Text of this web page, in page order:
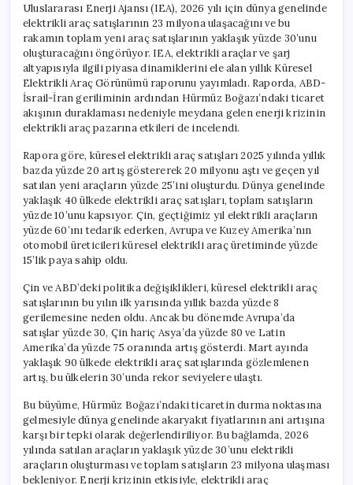
Araçların
Yaklaşık
Yüzde
30’u
Elektrikli
Olacak
için
Uluslararası Enerji Ajansı (IEA), 2026 yılı için dünya genelinde
elektrikli araç satışlarının 23 milyona ulaşacağını ve bu
rakamın toplam yeni araç satışlarının yaklaşık yüzde 30’unu
oluşturacağını öngörüyor. IEA, elektrikli araçlar ve şarj
altyapısıyla ilgili piyasa dinamiklerini ele alan yıllık Küresel
Elektrikli Araç Görünümü raporunu yayımladı. Raporda, ABD-
İsrail-İran geriliminin ardından Hürmüz Boğazı’ndaki ticaret
akışının duraklaması nedeniyle meydana gelen enerji krizinin
elektrikli araç pazarına etkileri de incelendi.
Rapora göre, küresel elektrikli araç satışları 2025 yılında yıllık
bazda yüzde 20 artış göstererek 20 milyonu aştı ve geçen yıl
satılan yeni araçların yüzde 25’ini oluşturdu. Dünya genelinde
yaklaşık 40 ülkede elektrikli araç satışları, toplam satışların
yüzde 10’unu kapsıyor. Çin, geçtiğimiz yıl elektrikli araçların
yüzde 60’ını tedarik ederken, Avrupa ve Kuzey Amerika’nın
otomobil üreticileri küresel elektrikli araç üretiminde yüzde
15’lik paya sahip oldu.
Çin ve ABD’deki politika değişiklikleri, küresel elektrikli araç
satışlarının bu yılın ilk yarısında yıllık bazda yüzde 8
gerilemesine neden oldu. Ancak bu dönemde Avrupa’da
satışlar yüzde 30, Çin hariç Asya’da yüzde 80 ve Latin
Amerika’da yüzde 75 oranında artış gösterdi. Mart ayında
yaklaşık 90 ülkede elektrikli araç satışlarında gözlemlenen
artış, bu ülkelerin 30’unda rekor seviyelere ulaştı.
Bu büyüme, Hürmüz Boğazı’ndaki ticaretin durma noktasına
gelmesiyle dünya genelinde akaryakıt fiyatlarının ani artışına
karşı bir tepki olarak değerlendiriliyor. Bu bağlamda, 2026
yılında satılan araçların yaklaşık yüzde 30’unu elektrikli
araçların oluşturması ve toplam satışların 23 milyona ulaşması
bekleniyor. Enerji krizinin etkisiyle, elektrikli araç